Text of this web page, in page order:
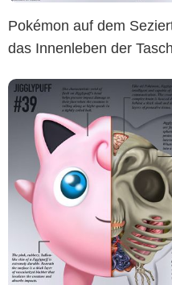
Pokémon auf dem
das Innenleben der